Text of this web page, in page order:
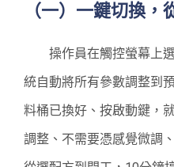
（一）一鍵切換
操作員在觸控螢幕上選
統自動將所有參數調整到
料桶已換好、按啟動鍵，
調整、不需要憑感覺微調